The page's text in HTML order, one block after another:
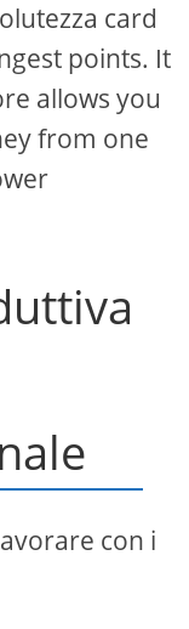
card
points. It
allows you
from one
con i